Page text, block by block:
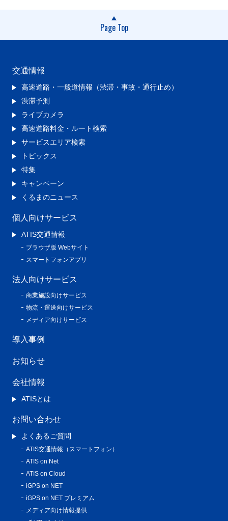
Page Top
交通情報
高速道路・一般道情報（渋滞・事故・通行止め）
渋滞予測
ライブカメラ
高速道路料金・ルート検索
サービスエリア検索
トピックス
特集
キャンペーン
くるまのニュース
個人向けサービス
ATIS交通情報
ブラウザ版 Webサイト
スマートフォンアプリ
法人向けサービス
商業施設向けサービス
物流・運送向けサービス
メディア向けサービス
導入事例
お知らせ
会社情報
ATISとは
お問い合わせ
よくあるご質問
ATIS交通情報（スマートフォン）
ATIS on Net
ATIS on Cloud
iGPS on NET
iGPS on NET プレミアム
メディア向け情報提供